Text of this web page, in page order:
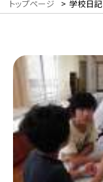
トップページ > 学校日記